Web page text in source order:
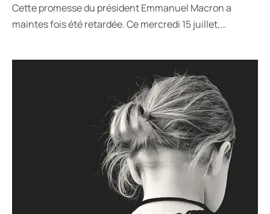
Cette promesse du président Emmanuel Macron a
maintes fois été retardée. Ce mercredi 15 juillet,…